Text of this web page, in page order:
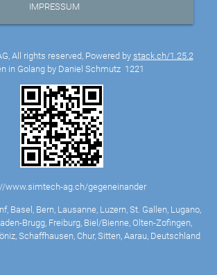
IMPRESSUM
All rights reserved, Powered by stack.ch/1.25.2
in Golang by Daniel Schmutz 1221
www.simtech-ag.ch/gegeneinander
Basel, Bern, Lausanne, Luzern, St. Gallen, Lugano,
Brugg, Freiburg, Biel/Bienne, Olten-Zofingen,
Schaffhausen, Chur, Sitten, Aarau, Deutschland